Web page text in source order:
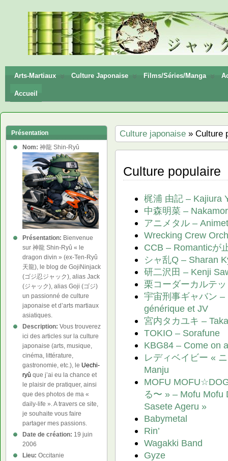
神龍
Shin-
Ryū
Arts-Martiaux Culture Japonaise Films/Séries/Manga
Accueil
Culture japonaise » Culture
Culture populaire
梶浦 由記 – Kajiura
中森明菜 –
アニメタル –
Wrecking Crew
CCB – Romanticが
シャ乱Q – Sharan
研二沢田 – Kenji
栗コーダーカルテ
宇宙刑事ギャバン
générique et JV
宮内タカユキ –
TOKIO – Sorafune
KBG84 – Come on
レディベイビー «
Manju
MOFU
る〜 » – Mofu Mofu
Sasete Ageru »
Babymetal
Rin’
Wagakki Band
Gyze
Présentation
Nom: 神龍 Shin-Ryû
Présentation: Bienvenue
sur 神龍 Shin-Ryû « le
dragon divin » (ex-Ten-Ryû
天龍), le blog de GojiNinjack
(ゴジ忍ジャック), alias Jack
(ジャック), alias Goji (ゴジ)
un passionné de culture
japonaise et d’arts martiaux
asiatiques.
Description: Vous trouverez
ici des articles sur la culture
japonaise (arts, musique,
cinéma, littérature,
gastronomie, etc.), le Uechi-
ryû que j’ai eu la chance et
le plaisir de pratiquer, ainsi
que des photos de ma «
daily-life ». A travers ce site,
je souhaite vous faire
partager mes passions.
Date de création: 19 juin
2006
Lieu: Occitanie